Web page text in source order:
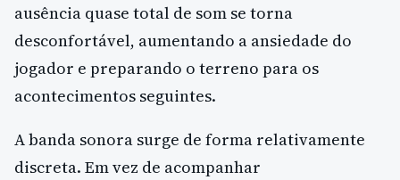
ausência quase total de som se torna
desconfortável, aumentando a ansiedade do
jogador e preparando o terreno para os
acontecimentos seguintes.
A banda sonora surge de forma relativamente
discreta. Em vez de acompanhar